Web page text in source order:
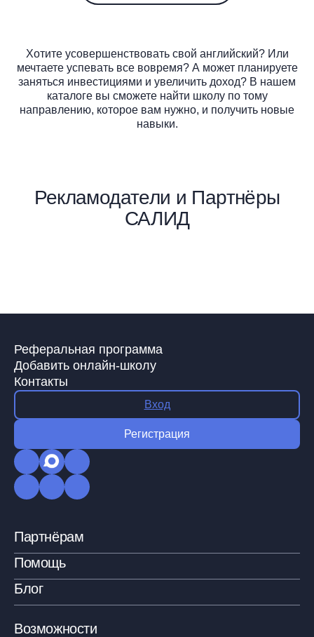
Хотите усовершенствовать свой английский? Или
мечтаете успевать все вовремя? А может планируете
заняться инвестициями и увеличить доход? В нашем
каталоге вы сможете найти школу по тому
направлению, которое вам нужно, и получить новые
навыки.
Рекламодатели и Партнёры
САЛИД
Реферальная программа
Добавить онлайн-школу
Контакты
Вход
Регистрация
Партнёрам
Помощь
Блог
Возможности